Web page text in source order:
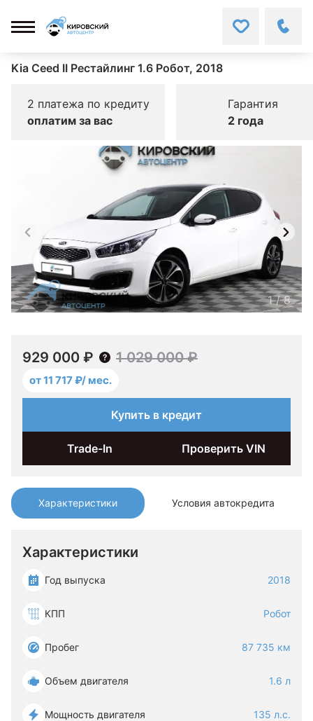
Kia Ceed II Рестайлинг 1.6 Робот, 2018
2 платежа по кредиту
оплатим за вас
Гарантия
2 года
Характеристики Условия автокредита
Характеристики
Год выпуска 2018
КПП Робот
Пробег 87 735 км
Объем двигателя 1.6 л
Мощность двигателя 135 л.с.
1/8
929 000 ₽ 1 029 000 ₽
от 11 717 ₽/ мес.
Купить в кредит
Trade-In Проверить VIN